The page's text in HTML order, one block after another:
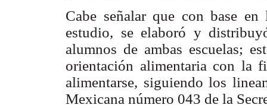
Cabe señalar que con base
estudio, se elaboró y
alumnos de ambas escuelas;
orientación alimentaria con la
alimentarse, siguiendo los
Mexicana número 043 de la